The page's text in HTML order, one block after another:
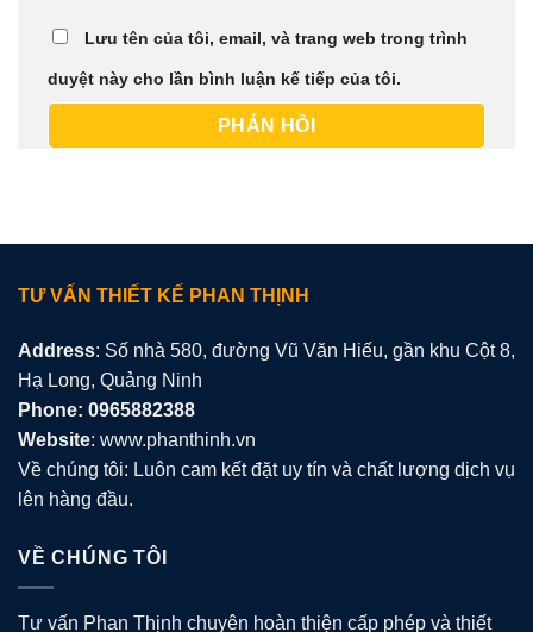
Lưu tên của tôi, email, và trang web trong trình
duyệt này cho lần bình luận kế tiếp của tôi.
TƯ VẤN THIẾT KẾ PHAN THỊNH
Address: Số nhà 580, đường Vũ Văn Hiếu, gần khu Cột 8,
Hạ Long, Quảng Ninh
Phone: 0965882388
Website: www.phanthinh.vn
Về chúng tôi: Luôn cam kết đặt uy tín và chất lượng dịch vụ
lên hàng đầu.
VỀ CHÚNG TÔI
Tư vấn Phan Thịnh chuyên hoàn thiện cấp phép và thiết